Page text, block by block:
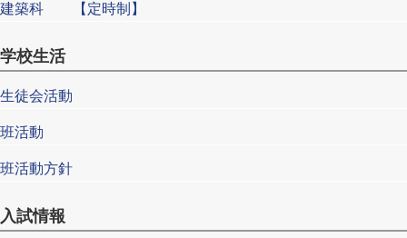
建築科 【定時制】
学校生活
生徒会活動
班活動
班活動方針
入試情報